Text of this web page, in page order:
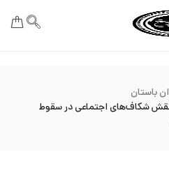
باستان
شکاف‌های اجتماعی در سقوط